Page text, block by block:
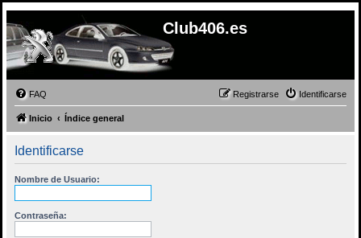
Club406.es
FAQ Identificarse
Registrarse
Inicio Índice general
Identificarse
Nombre de Usuario:
Contraseña: